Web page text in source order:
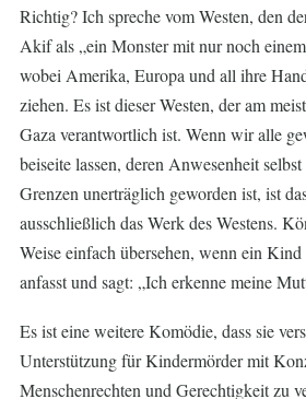
Richtig? Ich spreche vom Westen, den
Akif als „ein Monster mit nur noch
wobei Amerika, Europa und all ihre
ziehen. Es ist dieser Westen, der am
Gaza verantwortlich ist. Wenn wir alle
beiseite lassen, deren Anwesenheit
Grenzen unerträglich geworden ist, ist
ausschließlich das Werk des Westens.
Weise einfach übersehen, wenn ein
anfasst und sagt: „Ich erkenne meine
Es ist eine weitere Komödie, dass sie
Unterstützung für Kindermörder mit
Menschenrechten und Gerechtigkeit zu